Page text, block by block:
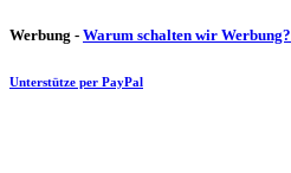
Werbung - Warum schalten wir Werbung?
Unterstütze per PayPal